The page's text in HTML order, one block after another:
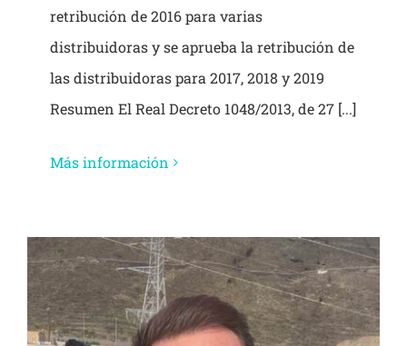
retribución de 2016 para varias
distribuidoras y se aprueba la retribución de
las distribuidoras para 2017, 2018 y 2019
Resumen El Real Decreto 1048/2013, de 27 [...]
Más información